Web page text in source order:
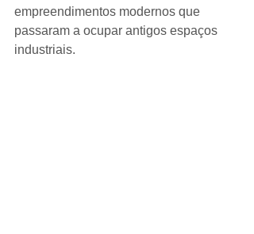
empreendimentos modernos que
passaram a ocupar antigos espaços
industriais.